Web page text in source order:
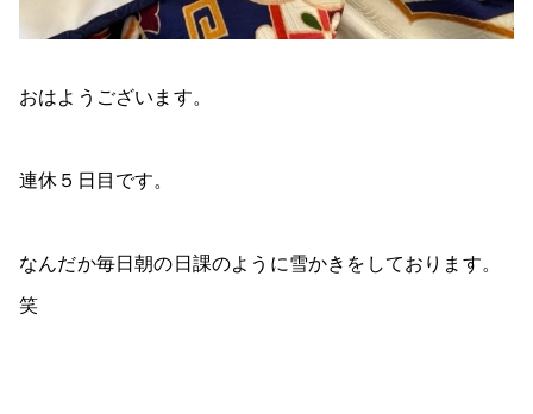
おはようございます。
連休５日目です。
なんだか毎日朝の日課のように雪かきをしております。
笑